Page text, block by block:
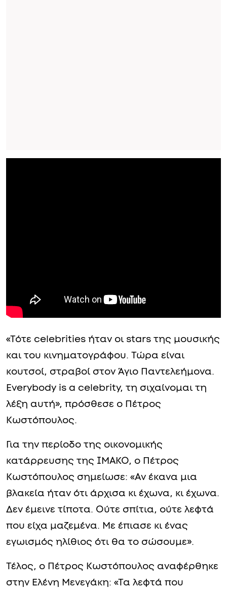
«Τότε celebrities ήταν οι stars της μουσικής
και του κινηματογράφου. Τώρα είναι
κουτσοί, στραβοί στον Άγιο Παντελεήμονα.
Everybody is a celebrity, τη σιχαίνομαι τη
λέξη αυτή», πρόσθεσε ο Πέτρος
Κωστόπουλος.
Για την περίοδο της οικονομικής
κατάρρευσης της ΙΜΑΚΟ, ο Πέτρος
Κωστόπουλος σημείωσε: «Αν έκανα μια
βλακεία ήταν ότι άρχισα κι έχωνα, κι έχωνα.
Δεν έμεινε τίποτα. Ούτε σπίτια, ούτε λεφτά
που είχα μαζεμένα. Με έπιασε κι ένας
εγωισμός ηλίθιος ότι θα το σώσουμε».
Τέλος, ο Πέτρος Κωστόπουλος αναφέρθηκε
στην Ελένη Μενεγάκη: «Τα λεφτά που